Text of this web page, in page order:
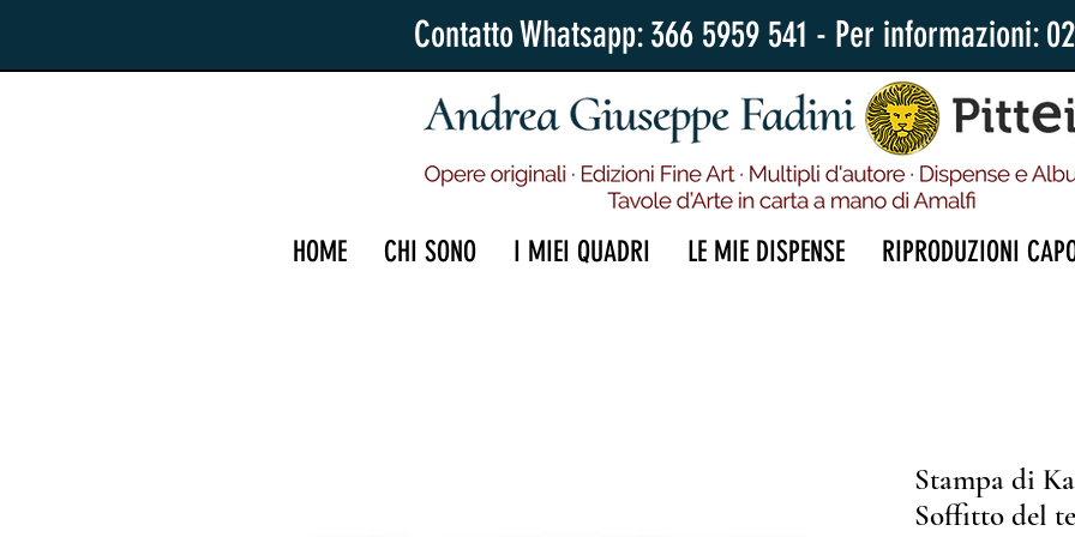
Contatto Whatsapp: 366 5959 541 - Per informazioni:
HOME CHI SONO I MIEI QUADRI LE MIE DISPENSE RIPRODUZIONI
Stampa di
Soffitto del